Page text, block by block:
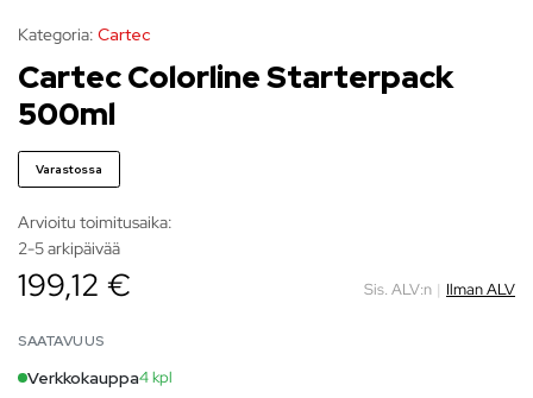
Kategoria: Cartec
Cartec Colorline Starterpack
500ml
Varastossa
Arvioitu toimitusaika:
2-5 arkipäivää
199,12 € Sis. ALV:n | Ilman ALV
SAATAVUUS
Verkkokauppa4 kpl